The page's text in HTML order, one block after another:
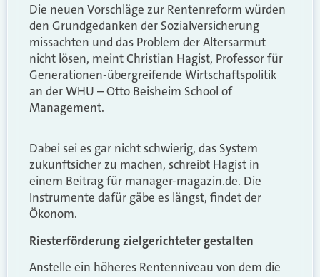
Die neuen Vorschläge zur Rentenreform würden
den Grundgedanken der Sozialversicherung
missachten und das Problem der Altersarmut
nicht lösen, meint Christian Hagist, Professor für
Generationen-übergreifende Wirtschaftspolitik
an der WHU – Otto Beisheim School of
Management.
Dabei sei es gar nicht schwierig, das System
zukunftsicher zu machen, schreibt Hagist in
einem Beitrag für manager-magazin.de. Die
Instrumente dafür gäbe es längst, findet der
Ökonom.
Riesterförderung zielgerichteter gestalten
Anstelle ein höheres Rentenniveau von dem die